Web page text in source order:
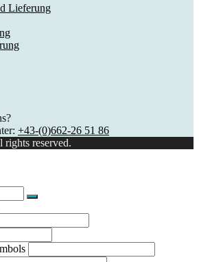
Lieferung
+43-(0)662-26 51 86
reserved.